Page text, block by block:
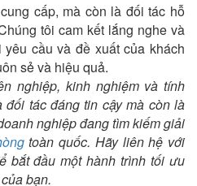
cấp, mà còn là đối tác hỗ
tôi cam kết lắng nghe và
cầu và đề xuất của khách
sẻ và hiệu quả.
nghiệp, kinh nghiệm và tính
tác đáng tin cậy mà còn là
nghiệp đang tìm kiếm giải
toàn quốc. Hãy liên hệ với
bắt đầu một hành trình tối ưu
bạn.